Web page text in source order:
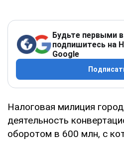
Будьте первыми
подпишитесь на
Google
Налоговая милиция
деятельность
оборотом в 600 млн, с